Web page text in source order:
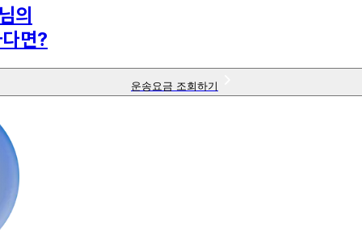
의
면?
운송요금 조회하기